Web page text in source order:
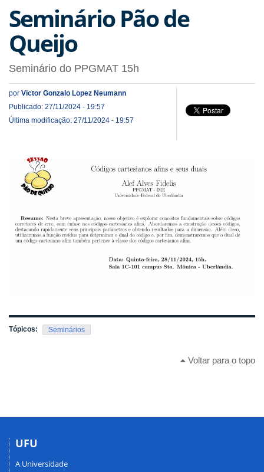
Seminário Pão de
Queijo
Seminário do PPGMAT 15h
por Victor Gonzalo Lopez Neumann
Publicado: 27/11/2024 - 19:57
Última modificação: 27/11/2024 - 19:57
Tópicos: Seminários
Voltar para o topo
UFU
A Universidade